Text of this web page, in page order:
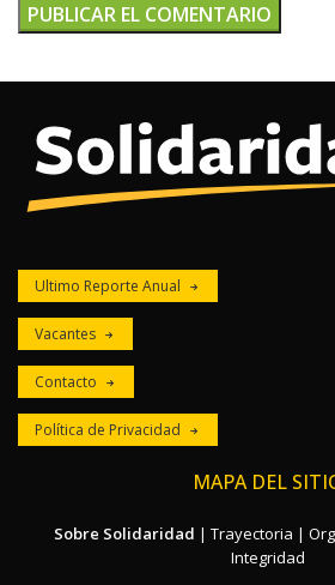
Ultimo Reporte Anual
Vacantes
Contacto
Política de Privacidad
MAPA DEL
Sobre Solidaridad | Trayectoria |
Integridad